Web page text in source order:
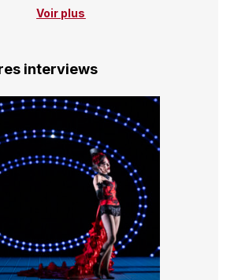
Voir plus
interviews